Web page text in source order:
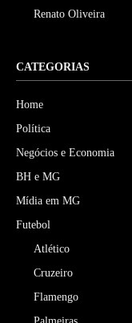
Renato Oliveira
CATEGORIAS
Home
Política
Negócios e Economia
BH e MG
Mídia em MG
Futebol
Atlético
Cruzeiro
Flamengo